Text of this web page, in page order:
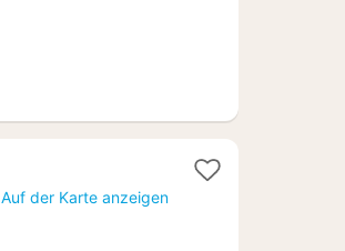
Auf der Karte anzeigen